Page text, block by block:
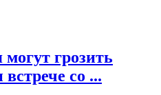
грозить
со ...